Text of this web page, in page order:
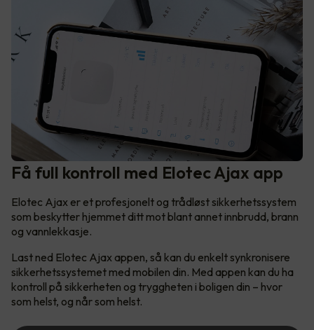
Få full kontroll med Elotec Ajax app
Elotec Ajax er et profesjonelt og trådløst sikkerhetssystem
som beskytter hjemmet ditt mot blant annet innbrudd, brann
og vannlekkasje.
Last ned Elotec Ajax appen, så kan du enkelt synkronisere
sikkerhetssystemet med mobilen din. Med appen kan du ha
kontroll på sikkerheten og tryggheten i boligen din – hvor
som helst, og når som helst.